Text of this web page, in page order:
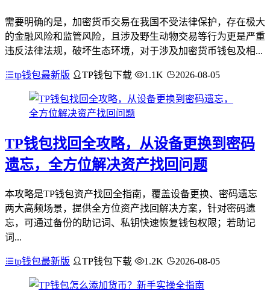
需要明确的是，加密货币交易在我国不受法律保护，存在极大
的金融风险和监管风险，且涉及野生动物交易等行为更是严重
违反法律法规，破坏生态环境，对于涉及加密货币钱包及相...
tp钱包最新版 TP钱包下载 1.1K 2026-08-05
TP钱包找回全攻略，从设备更换到密码
遗忘，全方位解决资产找回问题
本攻略是TP钱包资产找回全指南，覆盖设备更换、密码遗忘
两大高频场景，提供全方位资产找回解决方案，针对密码遗
忘，可通过备份的助记词、私钥快速恢复钱包权限；若助记
词...
tp钱包最新版 TP钱包下载 1.2K 2026-08-05